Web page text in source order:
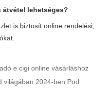
átvétel lehetséges?
is biztosít online rendelési,
e cigi online vásárláshoz
világában 2024-ben Pod